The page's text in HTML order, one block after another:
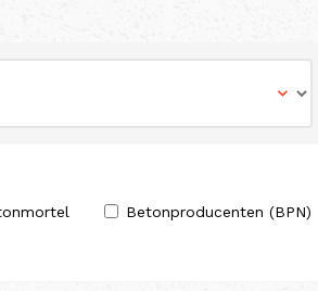
Betonproducenten (BPN)